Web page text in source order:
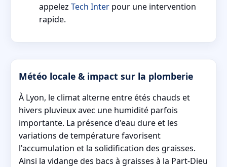
appelez Tech Inter pour une intervention
rapide.
Météo locale & impact sur la plomberie
À Lyon, le climat alterne entre étés chauds et
hivers pluvieux avec une humidité parfois
importante. La présence d'eau dure et les
variations de température favorisent
l'accumulation et la solidification des graisses.
Ainsi la vidange des bacs à graisses à la Part-Dieu